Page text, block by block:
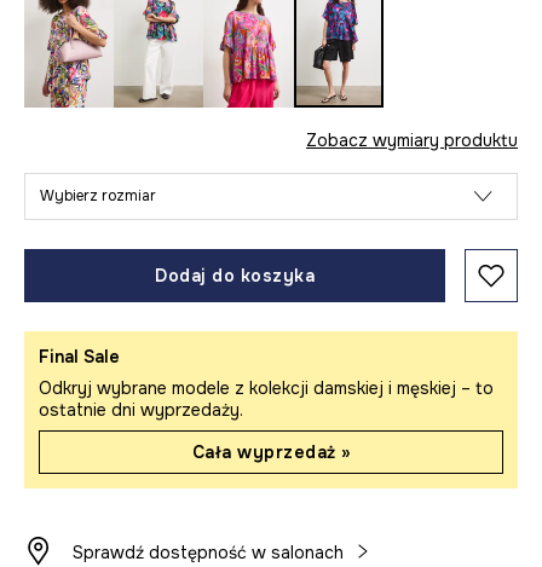
Zobacz wymiary produktu
Wybierz rozmiar
Dodaj do koszyka
Final Sale
Odkryj wybrane modele z kolekcji damskiej i męskiej – to
ostatnie dni wyprzedaży.
Cała wyprzedaż »
Sprawdź dostępność w salonach